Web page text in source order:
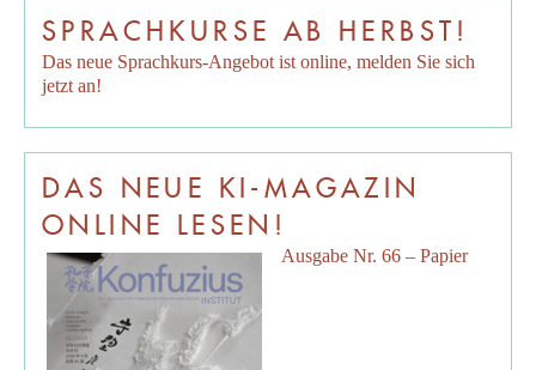
SPRACHKURSE AB HERBST!
Das neue Sprachkurs-Angebot ist online, melden Sie sich
jetzt an!
DAS NEUE KI-MAGAZIN
ONLINE LESEN!
Ausgabe Nr. 66 – Papier